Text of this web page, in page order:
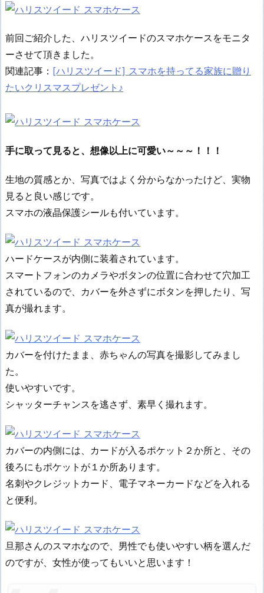
前回ご紹介した、ハリスツイードのスマホケースをモニタ
ーさせて頂きました。
関連記事： [ハリスツイード] スマホを持ってる家族に贈り
たいクリスマスプレゼント♪
手に取って見ると、想像以上に可愛い～～～！！！
生地の質感とか、写真ではよく分からなかったけど、実物
見ると良い感じです。
スマホの液晶保護シールも付いています。
ハードケースが内側に装着されています。
スマートフォンのカメラやボタンの位置に合わせて穴加工
されているので、カバーを外さずにボタンを押したり、写
真が撮れます。
カバーを付けたまま、赤ちゃんの写真を撮影してみまし
た。
使いやすいです。
シャッターチャンスを逃さず、素早く撮れます。
カバーの内側には、カードが入るポケット２か所と、その
後ろにもポケットが１か所あります。
名刺やクレジットカード、電子マネーカードなどを入れる
と便利。
旦那さんのスマホなので、男性でも使いやすい柄を選んだ
のですが、女性が使ってもいいと思います！